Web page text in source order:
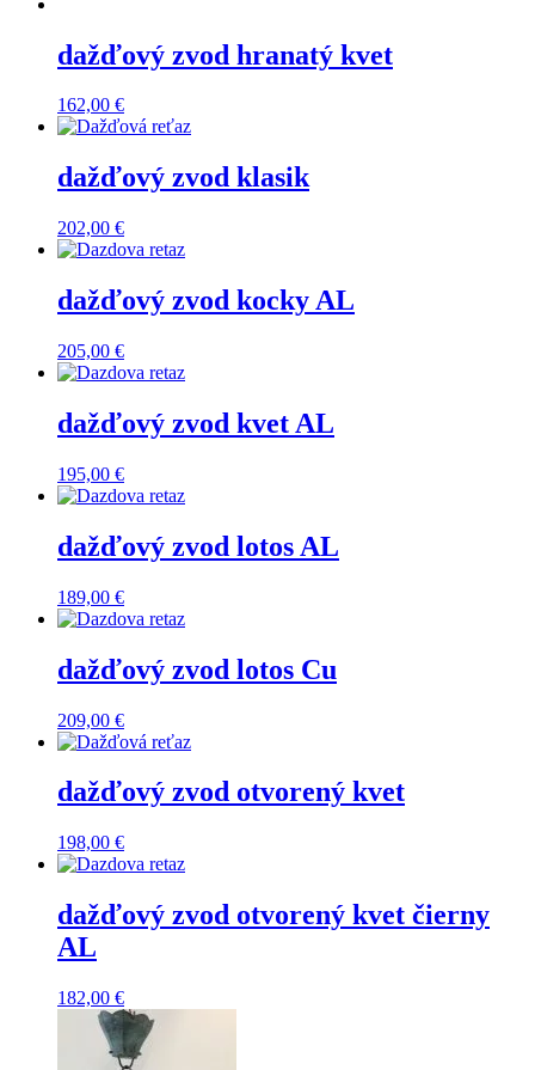
dažďový zvod hranatý kvet
162,00 €
dažďový zvod klasik
202,00 €
dažďový zvod kocky AL
205,00 €
dažďový zvod kvet AL
195,00 €
dažďový zvod lotos AL
189,00 €
dažďový zvod lotos Cu
209,00 €
dažďový zvod otvorený kvet
198,00 €
dažďový zvod otvorený kvet čierny
AL
182,00 €